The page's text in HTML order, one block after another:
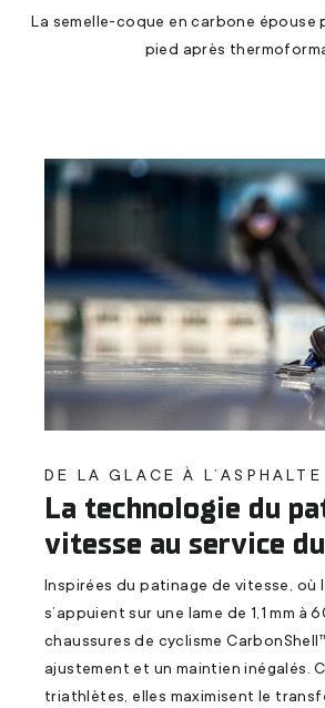
La semelle-coque en carbone
pied après
DE LA GLACE À L’ASPHALTE
La technologie du
vitesse au service
Inspirées du patinage de vitesse, où
s’appuient sur une lame de 1,1 mm à
chaussures de cyclisme
ajustement et un maintien inégalés.
triathlètes, elles maximisent le